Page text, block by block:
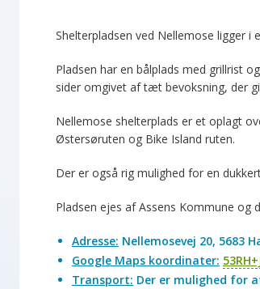
Shelterpladsen ved Nellemose ligger i
Pladsen har en bålplads med grillrist
sider omgivet af tæt bevoksning, der
Nellemose shelterplads er et oplagt
Østersøruten og Bike Island ruten.
Der er også rig mulighed for en
Pladsen ejes af Assens Kommune og
Adresse: Nellemosevej 20, 5683
Google Maps koordinater:
Transport: Der er mulighed for